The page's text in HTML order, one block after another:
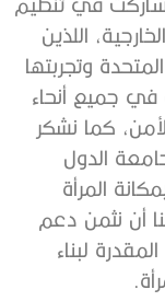
اللذين
وتجربتها
في جميع أنحاء
كما نشكر
الدول
المرأة
أن نثمن دعم
لبناء